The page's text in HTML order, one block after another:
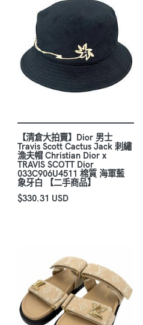
【清倉大拍賣】Dior 男士
Travis Scott Cactus Jack 刺繡
漁夫帽 Christian Dior x
TRAVIS SCOTT Dior
033C906U4511 棉質 海軍藍
象牙白 【二手商品】
$330.31 USD